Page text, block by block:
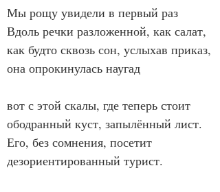
Мы рощу увидели в первый раз
Вдоль речки разложенной, как салат,
как будто сквозь сон, услыхав приказ,
она опрокинулась наугад
вот с этой скалы, где теперь стоит
ободранный куст, запылённый лист.
Его, без сомнения, посетит
дезориентированный турист.